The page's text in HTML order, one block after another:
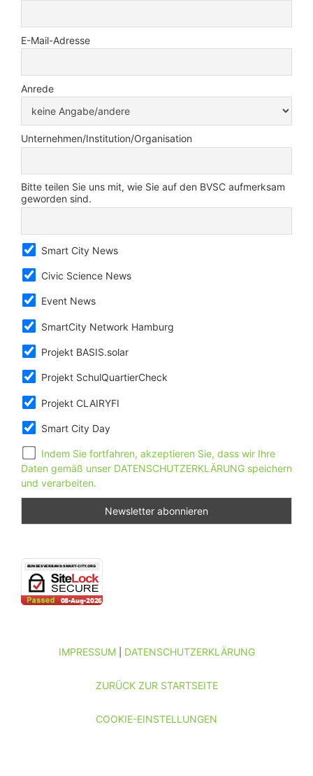
E-Mail-Adresse
Anrede
Unternehmen/Institution/Organisation
Bitte teilen Sie uns mit, wie Sie auf den BVSC aufmerksam
geworden sind.
Smart City News
Civic Science News
Event News
SmartCity Network Hamburg
Projekt BASIS.solar
Projekt SchulQuartierCheck
Projekt CLAIRYFI
Smart City Day
Indem Sie fortfahren, akzeptieren Sie, dass wir Ihre
Daten gemäß unser DATENSCHUTZERKLÄRUNG speichern
und verarbeiten.
IMPRESSUM| DATENSCHUTZERKLÄRUNG
ZURÜCK ZUR STARTSEITE
COOKIE-EINSTELLUNGEN